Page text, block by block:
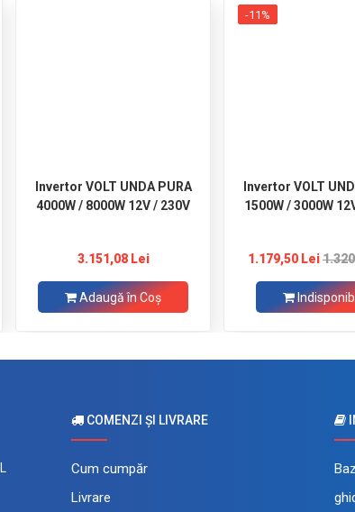
Invertor VOLT UNDA PURA
4000W / 8000W 12V / 230V
3.151,08 Lei
Adaugă în Coş
Invertor VOLT
1500W / 3000W
1.179,50 Lei
-11%
COMENZI ŞI LIVRARE
Cum cumpăr
Livrare